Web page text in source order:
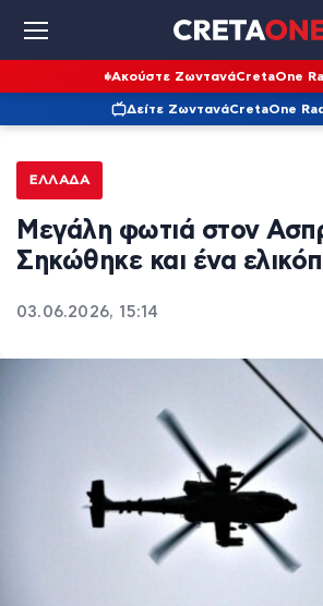
Ακούστε ΖωντανάCretaOne
Δείτε ΖωντανάCretaOne
ΕΛΛΆΔΑ
Μεγάλη φωτιά στον
Σηκώθηκε και ένα
03.06.2026, 15:14